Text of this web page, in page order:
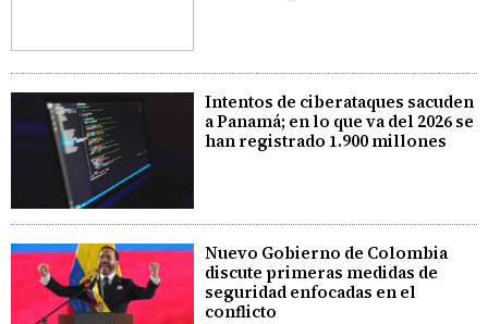
Intentos de ciberataques sacuden
a Panamá; en lo que va del 2026 se
han registrado 1.900 millones
Nuevo Gobierno de Colombia
discute primeras medidas de
seguridad enfocadas en el
conflicto